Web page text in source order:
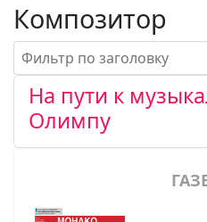
Композитор
Фильтр по заголовку
На пути к
Олимпу